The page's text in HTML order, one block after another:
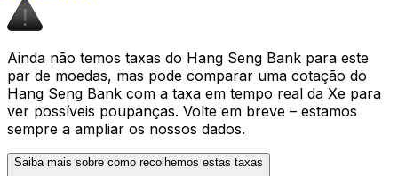
Ainda não temos taxas do Hang Seng Bank para este
par de moedas, mas pode comparar uma cotação do
Hang Seng Bank com a taxa em tempo real da Xe para
ver possíveis poupanças. Volte em breve – estamos
sempre a ampliar os nossos dados.
Saiba mais sobre como recolhemos estas taxas